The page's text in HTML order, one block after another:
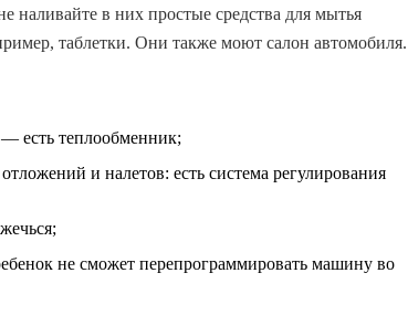
наливайте в них простые средства для мытья
таблетки. Они также моют салон автомобиля.
— есть теплообменник;
и налетов: есть система регулирования
не сможет перепрограммировать машину во